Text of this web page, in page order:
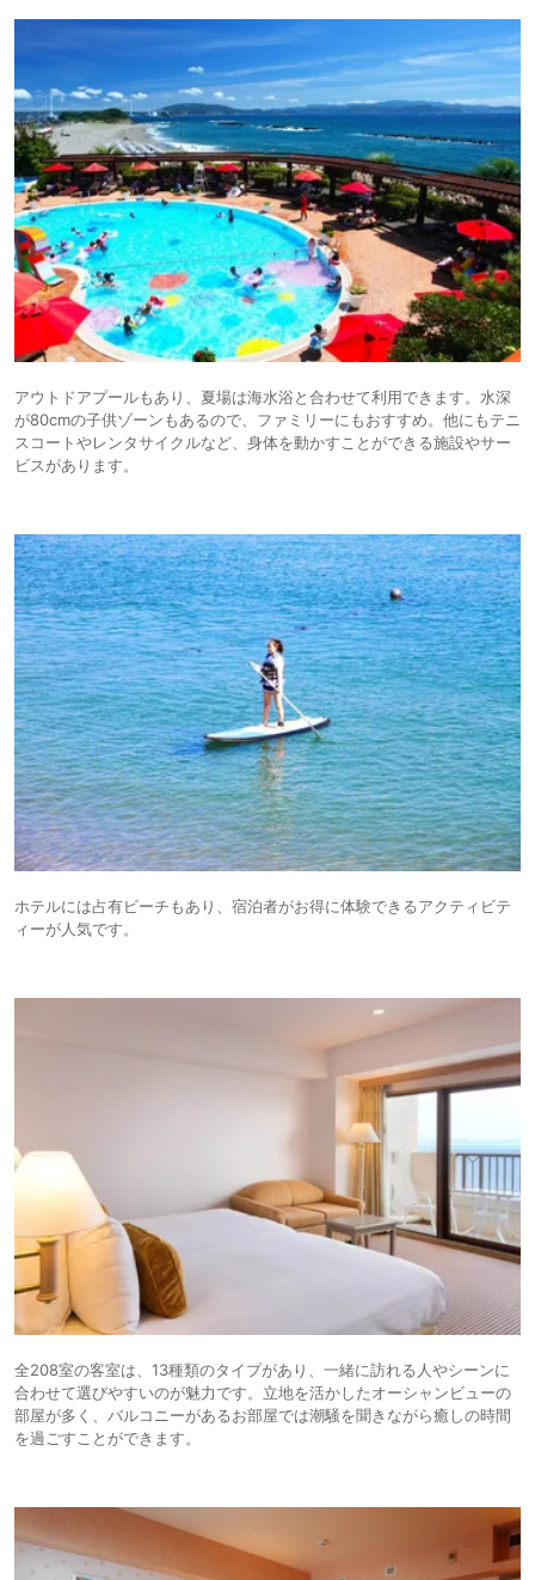
アウトドアプールもあり、夏場は海水浴と合わせて利用できます。水深
が80cmの子供ゾーンもあるので、ファミリーにもおすすめ。他にもテニ
スコートやレンタサイクルなど、身体を動かすことができる施設やサー
ビスがあります。
ホテルには占有ビーチもあり、宿泊者がお得に体験できるアクティビテ
ィーが人気です。
全208室の客室は、13種類のタイプがあり、一緒に訪れる人やシーンに
合わせて選びやすいのが魅力です。立地を活かしたオーシャンビューの
部屋が多く、バルコニーがあるお部屋では潮騒を聞きながら癒しの時間
を過ごすことができます。